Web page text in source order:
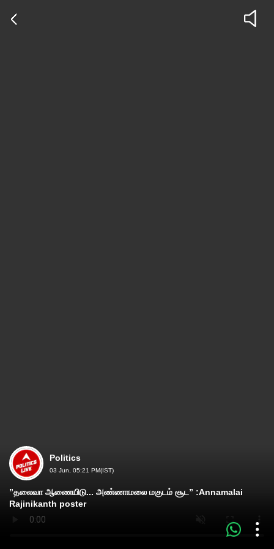
Politics
03 Jun, 05:21 PM(IST)
”தலைவா ஆணையிடு... அண்ணாமலை மகுடம் சூட” :Annamalai
Rajinikanth poster